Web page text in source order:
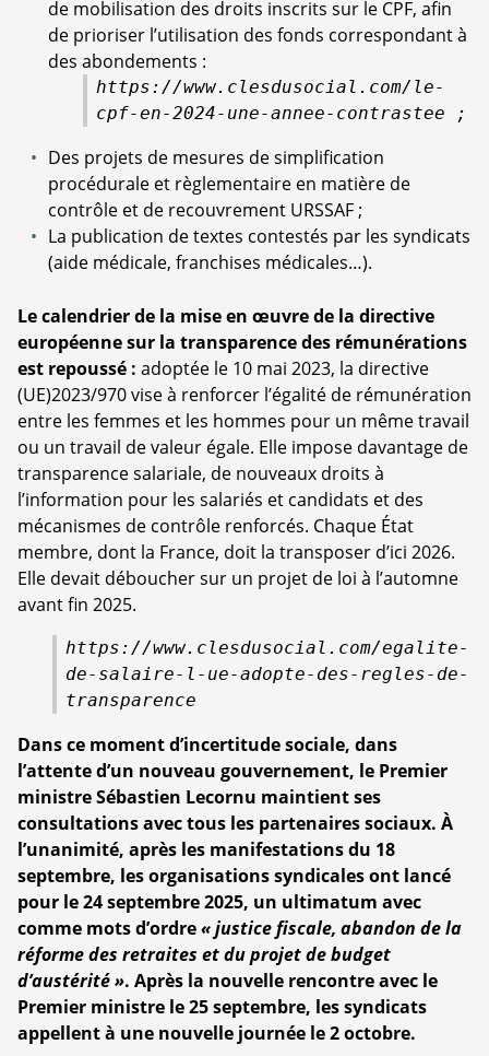
de mobilisation des droits inscrits sur le CPF, afin
de prioriser l’utilisation des fonds correspondant à
des abondements :
https://www.clesdusocial.com/le-
cpf-en-2024-une-annee-contrastee ;
Des projets de mesures de simplification
procédurale et règlementaire en matière de
contrôle et de recouvrement URSSAF ;
La publication de textes contestés par les syndicats
(aide médicale, franchises médicales…).
Le calendrier de la mise en œuvre de la directive
européenne sur la transparence des rémunérations
est repoussé : adoptée le 10 mai 2023, la directive
(UE)2023/970 vise à renforcer l’égalité de rémunération
entre les femmes et les hommes pour un même travail
ou un travail de valeur égale. Elle impose davantage de
transparence salariale, de nouveaux droits à
l’information pour les salariés et candidats et des
mécanismes de contrôle renforcés. Chaque État
membre, dont la France, doit la transposer d’ici 2026.
Elle devait déboucher sur un projet de loi à l’automne
avant fin 2025.
https://www.clesdusocial.com/egalite-
de-salaire-l-ue-adopte-des-regles-de-
transparence
Dans ce moment d’incertitude sociale, dans
l’attente d’un nouveau gouvernement, le Premier
ministre Sébastien Lecornu maintient ses
consultations avec tous les partenaires sociaux. À
l’unanimité, après les manifestations du 18
septembre, les organisations syndicales ont lancé
pour le 24 septembre 2025, un ultimatum avec
comme mots d’ordre« justice fiscale, abandon de la
réforme des retraites et du projet de budget
d’austérité ». Après la nouvelle rencontre avec le
Premier ministre le 25 septembre, les syndicats
appellent à une nouvelle journée le 2 octobre.